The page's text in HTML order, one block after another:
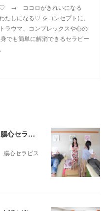
♡ → ココロがきれいになる
になる♡ をコンセプトに、
ラウマ、コンプレックスや心の
でも簡単に解消できるセラピー
8/10（月）＆9/28（月）【東京】腸心セラピスト養成コース《２日間コース》開講決定
心セラピス